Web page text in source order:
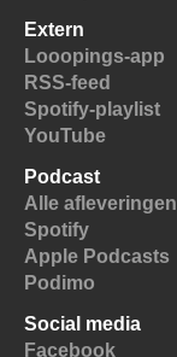
Extern
Looopings-app
RSS-feed
Spotify-playlist
YouTube
Podcast
Alle afleveringen
Spotify
Apple Podcasts
Podimo
Social media
Facebook